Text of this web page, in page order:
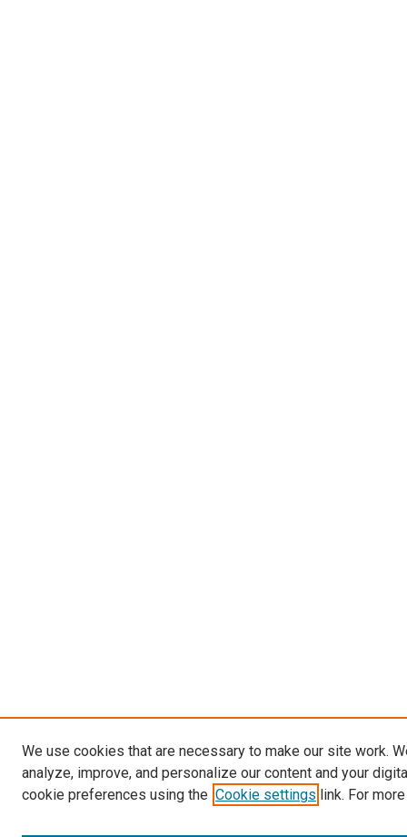
We use cookies that are necessary to make our site work.
analyze, improve, and personalize our content and your
cookie preferences using the Cookie settings link. For